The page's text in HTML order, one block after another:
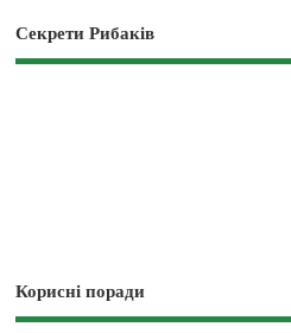
Секрети Рибаків
Корисні поради